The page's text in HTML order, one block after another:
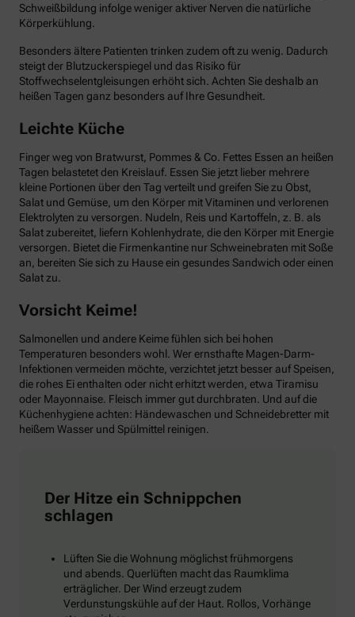
Schweißbildung infolge weniger aktiver Nerven die natürliche
Körperkühlung.
Besonders ältere Patienten trinken zudem oft zu wenig. Dadurch
steigt der Blutzuckerspiegel und das Risiko für
Stoffwechselentgleisungen erhöht sich. Achten Sie deshalb an
heißen Tagen ganz besonders auf Ihre Gesundheit.
Leichte Küche
Finger weg von Bratwurst, Pommes & Co. Fettes Essen an heißen
Tagen belastetet den Kreislauf. Essen Sie jetzt lieber mehrere
kleine Portionen über den Tag verteilt und greifen Sie zu Obst,
Salat und Gemüse, um den Körper mit Vitaminen und verlorenen
Elektrolyten zu versorgen. Nudeln, Reis und Kartoffeln, z. B. als
Salat zubereitet, liefern Kohlenhydrate, die den Körper mit Energie
versorgen. Bietet die Firmenkantine nur Schweinebraten mit Soße
an, bereiten Sie sich zu Hause ein gesundes Sandwich oder einen
Salat zu.
Vorsicht Keime!
Salmonellen und andere Keime fühlen sich bei hohen
Temperaturen besonders wohl. Wer ernsthafte Magen-Darm-
Infektionen vermeiden möchte, verzichtet jetzt besser auf Speisen,
die rohes Ei enthalten oder nicht erhitzt werden, etwa Tiramisu
oder Mayonnaise. Fleisch immer gut durchbraten. Und auf die
Küchenhygiene achten: Händewaschen und Schneidebretter mit
heißem Wasser und Spülmittel reinigen.
Der Hitze ein Schnippchen
schlagen
Lüften Sie die Wohnung möglichst frühmorgens
und abends. Querlüften macht das Raumklima
erträglicher. Der Wind erzeugt zudem
Verdunstungskühle auf der Haut. Rollos, Vorhänge